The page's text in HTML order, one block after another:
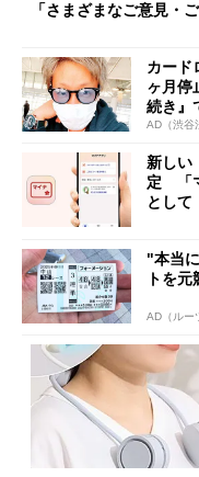
「さまざまなご意見・
カード
ヶ月停
続き』
AD（渋谷
新しい
定 「
として
"本当
トを元
AD（ルー